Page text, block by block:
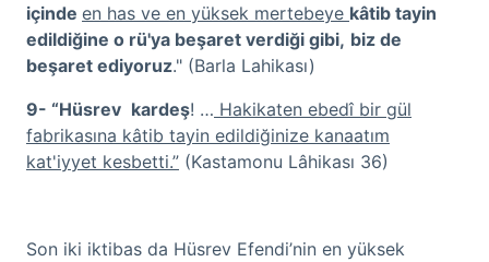
içinde en has ve en yüksek mertebeye kâtib tayin
edildiğine o rü'ya beşaret verdiği gibi, biz de
beşaret ediyoruz." (Barla Lahikası)
9- “Hüsrev kardeş! … Hakikaten ebedî bir gül
fabrikasına kâtib tayin edildiğinize kanaatım
kat'iyyet kesbetti.” (Kastamonu Lâhikası 36)
Son iki iktibas da Hüsrev Efendi’nin en yüksek